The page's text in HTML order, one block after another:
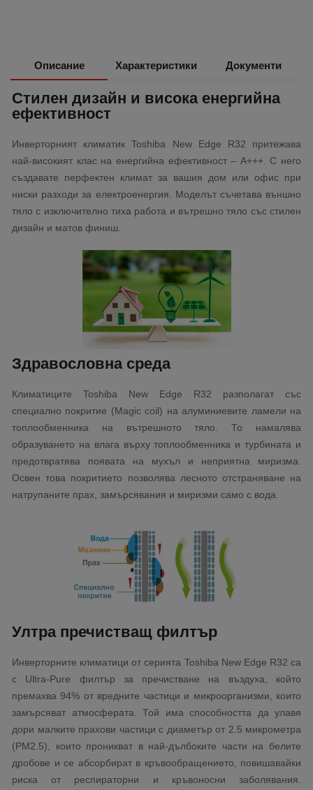
Описание Характеристики Документи
Стилен дизайн и висока енергийна
ефективност
Инверторният климатик Toshiba New Edge R32 притежава
най-високият клас на енергийна ефективност – A+++. С него
създавате перфектен климат за вашия дом или офис при
ниски разходи за електроенергия. Моделът съчетава външно
тяло с изключително тиха работа и вътрешно тяло със стилен
дизайн и матов финиш.
Здравословна среда
Климатиците Toshiba New Edge R32 разполагат със
специално покритие (Magic coil) на алуминиевите ламели на
топлообменника на вътрешното тяло. То намалява
образуването на влага върху топлообменника и турбината и
предотвратява появата на мухъл и неприятна миризма.
Освен това покритието позволява лесното отстраняване на
натрупаните прах, замърсявания и миризми само с вода.
Ултра пречистващ филтър
Инверторните климатици от серията Toshiba New Edge R32 са
с Ultra-Pure филтър за пречистване на въздуха, който
премахва 94% от вредните частици и микроорганизми, които
замърсяват атмосферата. Той има способността да улавя
дори малките прахови частици с диаметър от 2.5 микрометра
(PM2.5), които проникват в най-дълбоките части на белите
дробове и се абсорбират в кръвообращението, повишавайки
риска от респираторни и кръвоносни заболявания.